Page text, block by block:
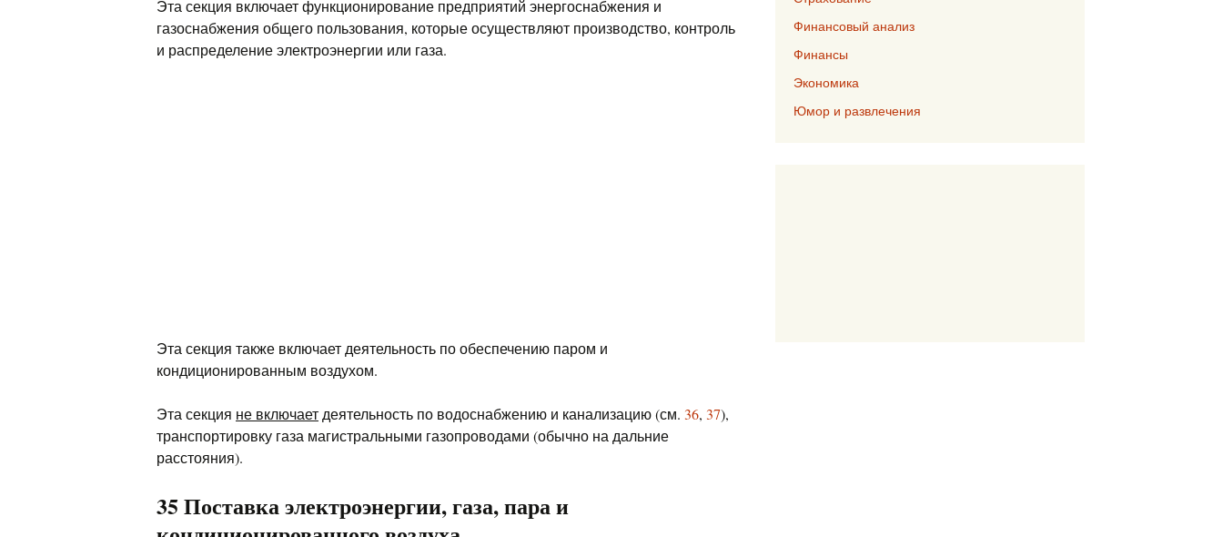
Эта секция включает функционирование предприятий энергоснабжения и
газоснабжения общего пользования, которые осуществляют производство, контроль
и распределение электроэнергии или газа.
Эта секция также включает деятельность по обеспечению паром и
кондиционированным воздухом.
Эта секция не включает деятельность по водоснабжению и канализацию (см. 36, 37),
транспортировку газа магистральными газопроводами (обычно на дальние
расстояния).
35 Поставка электроэнергии, газа, пара и
Финансовый анализ
Финансы
Экономика
Юмор и развлечения